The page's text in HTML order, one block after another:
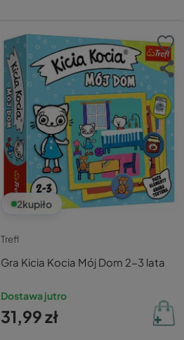
2kupiło
Trefl
Gra Kicia Kocia Mój Dom 2-3 lata
Dostawa jutro
31,99 zł